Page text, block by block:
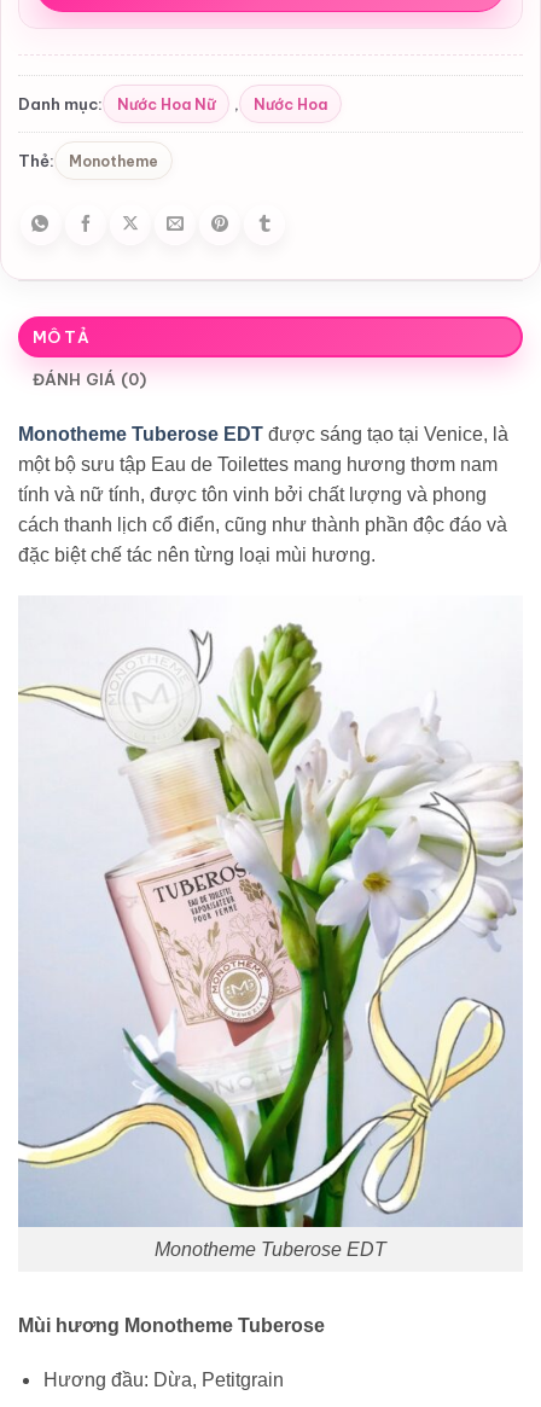
Danh mục: Nước Hoa Nữ , Nước Hoa
Thẻ: Monotheme
MÔ TẢ
ĐÁNH GIÁ (0)
Monotheme Tuberose EDT được sáng tạo tại Venice, là
một bộ sưu tập Eau de Toilettes mang hương thơm nam
tính và nữ tính, được tôn vinh bởi chất lượng và phong
cách thanh lịch cổ điển, cũng như thành phần độc đáo và
đặc biệt chế tác nên từng loại mùi hương.
Monotheme Tuberose EDT
Mùi hương Monotheme Tuberose
Hương đầu: Dừa, Petitgrain